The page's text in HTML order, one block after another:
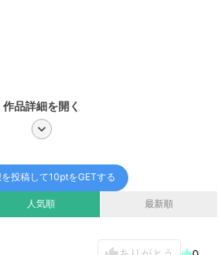
作品詳細を開く
chevron_right
人気順 最新順
投稿して10ptをGETする